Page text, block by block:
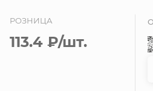
РОЗНИЦА
113.4 ₽/шт.